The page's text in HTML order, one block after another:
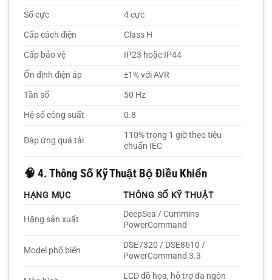
Số cực
4 cực
Cấp cách điện
Class H
Cấp bảo vệ
IP23 hoặc IP44
Ổn định điện áp
±1% với AVR
Tần số
50 Hz
Hệ số công suất
0.8
Đáp ứng quá tải
110% trong 1 giờ theo tiêu
chuẩn IEC
🧠 4. Thông Số Kỹ Thuật Bộ Điều Khiển
HẠNG MỤC THÔNG SỐ KỸ THUẬT
Hãng sản xuất
DeepSea / Cummins
PowerCommand
Model phổ biến
DSE7320 / DSE8610 /
PowerCommand 3.3
LCD đồ họa, hỗ trợ đa ngôn